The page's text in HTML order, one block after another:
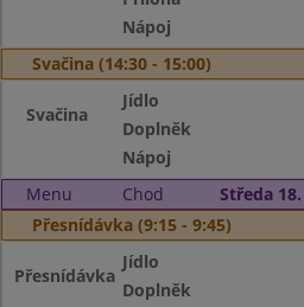
Nápoj
Svačina (14:30 - 15:00)
Svačina
Jídlo
Doplněk
Nápoj
Menu
Chod
Středa
Přesnídávka (9:15 - 9:45)
Přesnídávka
Jídlo
Doplněk